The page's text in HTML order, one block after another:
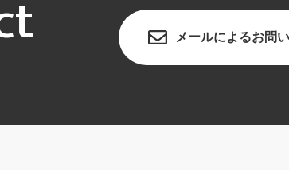
メールによるお問